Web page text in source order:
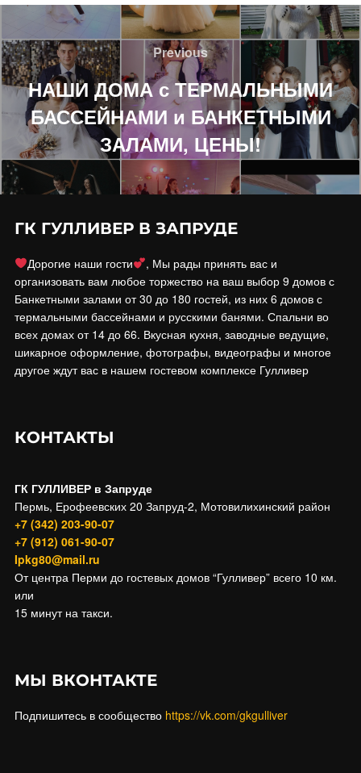
Навигация
по
записям
Previous
Previous
НАШИ ДОМА с ТЕРМАЛЬНЫМИ
БАССЕЙНАМИ и БАНКЕТНЫМИ
ЗАЛАМИ, ЦЕНЫ!
ГК ГУЛЛИВЕР В ЗАПРУДЕ
Дорогие наши гости
, Мы рады принять вас и
организовать вам любое торжество на ваш выбор 9 домов с
Банкетными залами от 30 до 180 гостей, из них 6 домов с
термальными бассейнами и русскими банями. Спальни во
всех домах от 14 до 66. Вкусная кухня, заводные ведущие,
шикарное оформление, фотографы, видеографы и многое
другое ждут вас в нашем гостевом комплексе Гулливер
КОНТАКТЫ
ГК ГУЛЛИВЕР в Запруде
Пермь, Ерофеевских 20 Запруд-2, Мотовилихинский район
+7 (342) 203-90-07
+7 (912) 061-90-07
Ipkg80@mail.ru
От центра Перми до гостевых домов “Гулливер” всего 10 км.
или
15 минут на такси.
МЫ ВКОНТАКТЕ
Подпишитесь в сообщество https://vk.com/gkgulliver